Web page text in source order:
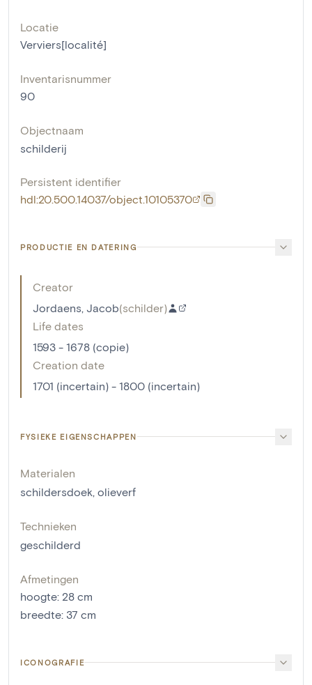
Locatie
Verviers[localité]
Inventarisnummer
90
Objectnaam
schilderij
Persistent identifier
hdl:20.500.14037/object.10105370
PRODUCTIE EN DATERING
Creator
Jordaens, Jacob(schilder)
Life dates
1593 - 1678 (copie)
Creation date
1701 (incertain) - 1800 (incertain)
FYSIEKE EIGENSCHAPPEN
Materialen
schildersdoek olieverf
Technieken
geschilderd
Afmetingen
hoogte: 28 cm
breedte: 37 cm
ICONOGRAFIE